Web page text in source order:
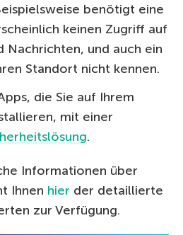
benötigt eine
keinen Zugriff auf
Nachrichten, und auch ein
Standort nicht kennen.
die Sie auf Ihrem
mit einer
.
Informationen über
Ihnen hier der detaillierte
zur Verfügung.